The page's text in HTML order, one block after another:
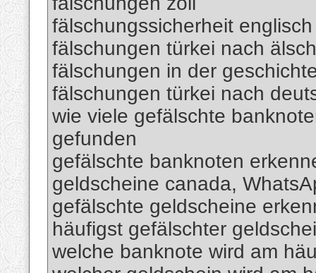
fälschungssicherheit englisch
fälschungen türkei nach
fälschungen in der
fälschungen türkei nach
wie viele gefälschte
gefunden
gefälschte banknoten
geldscheine canada,
gefälschte geldscheine
häufigst gefälschter
welche banknote wird am